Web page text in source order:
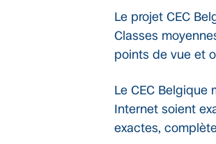
Le projet CEC
Classes
points de vue et
Le CEC
Internet soient
exactes,